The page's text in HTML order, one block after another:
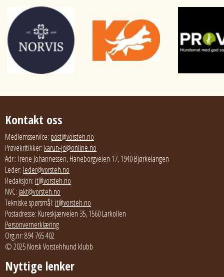
Kontakt oss
Medlemsservice: post@vorsteh.no
Prøvekritikker: karun-jo@online.no
Adr.: Irene Johannessen, Haneborgveien 17, 1940 Bjørkelangen
Leder: leder@vorsteh.no
Redaksjon: it@vorsteh.no
NVC: jakt@vorsteh.no
Tekniske spørsmål: it@vorsteh.no
Postadresse: Kureskjærveien 35, 1560 Larkollen
Personvernerklæring
Org.nr: 894 765 402
© 2025 Norsk Vorstehhund klubb
Nyttige lenker